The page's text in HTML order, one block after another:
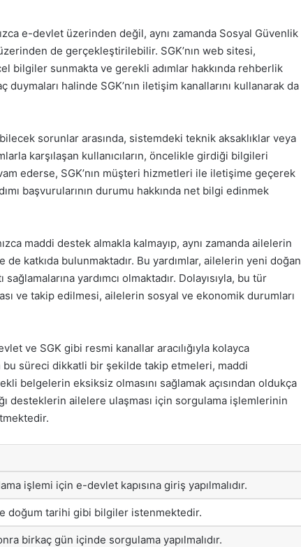
e-devlet üzerinden değil, aynı zamanda Sosyal Güvenlik
de gerçekleştirilebilir. SGK’nın web sitesi,
bilgiler sunmakta ve gerekli adımlar hakkında rehberlik
halinde SGK’nın iletişim kanallarını kullanarak da
sorunlar arasında, sistemdeki teknik aksaklıklar veya
karşılaşan kullanıcıların, öncelikle girdiği bilgileri
ederse, SGK’nın müşteri hizmetleri ile iletişime geçerek
başvurularının durumu hakkında net bilgi edinmek
maddi destek almakla kalmayıp, aynı zamanda ailelerin
de katkıda bulunmaktadır. Bu yardımlar, ailelerin yeni doğan
yardımcı olmaktadır. Dolayısıyla, bu tür
ve takip edilmesi, ailelerin sosyal ve ekonomik durumları
ve SGK gibi resmi kanallar aracılığıyla kolayca
süreci dikkatli bir şekilde takip etmeleri, maddi
belgelerin eksiksiz olmasını sağlamak açısından oldukça
desteklerin ailelere ulaşması için sorgulama işlemlerinin
işlemi için e-devlet kapısına giriş yapılmalıdır.
doğum tarihi gibi bilgiler istenmektedir.
birkaç gün içinde sorgulama yapılmalıdır.